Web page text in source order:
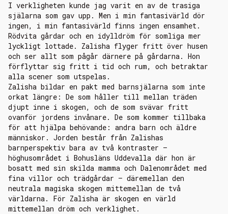
I verkligheten kunde jag varit en av de trasiga
själarna som gav upp. Men i min fantasivärld dör
ingen, i min fantasivärld finns ingen ensamhet.
Rödvita gårdar och en idylldröm för somliga mer
lyckligt lottade. Zalisha flyger fritt över husen
och ser allt som pågår därnere på gårdarna. Hon
förflyttar sig fritt i tid och rum, och betraktar
alla scener som utspelas.
Zalisha bildar en pakt med barnsjälarna som inte
orkat längre: De som håller till mellan träden
djupt inne i skogen, och de som svävar fritt
ovanför jordens invånare. De som kommer tillbaka
för att hjälpa behövande: andra barn och äldre
människor. Jorden består från Zalishas
barnperspektiv bara av två kontraster –
höghusområdet i Bohusläns Uddevalla där hon är
bosatt med sin skilda mamma och Dalenområdet med
fina villor och trädgårdar – däremellan den
neutrala magiska skogen mittemellan de två
världarna. För Zalisha är skogen en värld
mittemellan dröm och verklighet.